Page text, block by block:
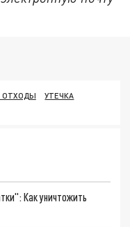
ОТХОДЫ
УТЕЧКА
Как уничтожить